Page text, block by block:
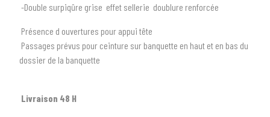
Toutes les marques
arrow_drop_down
Tous les modèles
-Double surpiqûre grise effet sellerie doublure renforcée
Présence d ouvertures pour appui tête
Passages prévus pour ceinture sur banquette en haut et en bas du
dossier de la banquette
Livraison 48 H